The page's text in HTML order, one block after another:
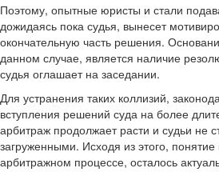
Поэтому, опытные юристы и стали
дожидаясь пока судья, вынесет
окончательную часть решения.
данном случае, является наличие
судья оглашает на заседании.
Для устранения таких коллизий,
вступления решений суда на более
арбитраж продолжает расти и судьи не
загруженными. Исходя из этого,
арбитражном процессе, осталось